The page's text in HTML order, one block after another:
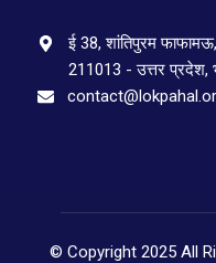
ई 38, शांतिपुरम
211013 - उत्तर प्रदेश,
© Copyright 2025 All